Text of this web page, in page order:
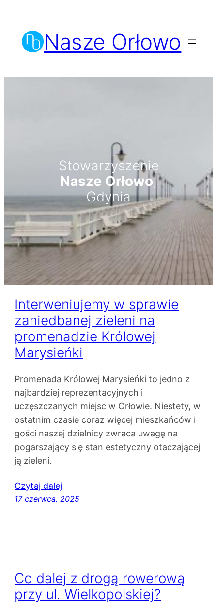
treści
Nasze Orłowo
Stowarzyszenie
Nasze Orłowo,
Gdynia
Interweniujemy w sprawie
zaniedbanej zieleni na
promenadzie Królowej
Marysieńki
Promenada Królowej Marysieńki to jedno z
najbardziej reprezentacyjnych i
uczęszczanych miejsc w Orłowie. Niestety, w
ostatnim czasie coraz więcej mieszkańców i
gości naszej dzielnicy zwraca uwagę na
pogarszający się stan estetyczny otaczającej
ją zieleni.
Czytaj dalej
17 czerwca, 2025
Co dalej z drogą rowerową
przy ul. Wielkopolskiej?